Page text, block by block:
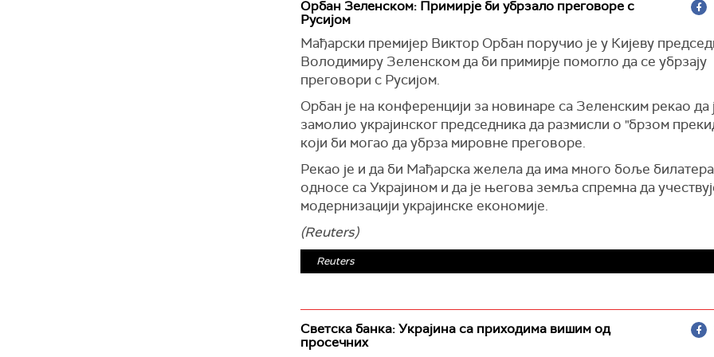
блокирају Керчки мореуз, јер се тамо плови под страним
"Али они то не могу заштитити 100 одсто, јер ништа не може
заштићено 100 одсто, ако постоји жеља да се уништи“, рекао
Плетенчук.
Он је рекао и да су "руски окупатори након штрајка обновили
трајектног прелаза Керч".
"Питање је колико ће то бити довољно", додао је представник
украјинске морнарице.
Истовремено је напоменуо да непријатељ нема много избора,
прелаз "преузима више од три четвртине терета".
Према његовим речима, управо она обезбеђује руску војну
Криму и на југу Украјине.
"Према томе, ово је легитимни војни циљ", нагласио је
Орбан Зеленском: Примирје би убрзало преговоре с
Русијом
Мађарски премијер Виктор Орбан поручио је у Кијеву
Володимиру Зеленском да би примирје помогло да се убрзају
преговори с Русијом.
Орбан је на конференцији за новинаре са Зеленским рекао да
замолио украјинског председника да размисли о "брзом
који би могао да убрза мировне преговоре.
Рекао је и да би Мађарска желела да има много боље
односе са Украјином и да је његова земља спремна да
модернизацији украјинске економије.
(Reuters)
Reuters
Светска банка: Украјина са приходима вишим од
просечних